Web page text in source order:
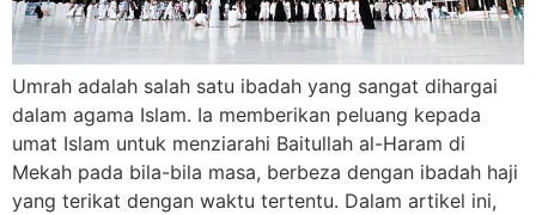
Umrah adalah salah satu ibadah yang sangat dihargai
dalam agama Islam. Ia memberikan peluang kepada
umat Islam untuk menziarahi Baitullah al-Haram di
Mekah pada bila-bila masa, berbeza dengan ibadah haji
yang terikat dengan waktu tertentu. Dalam artikel ini,